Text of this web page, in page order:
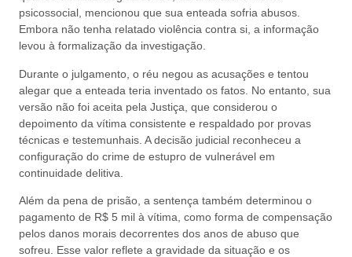
psicossocial, mencionou que sua enteada sofria abusos.
Embora não tenha relatado violência contra si, a informação
levou à formalização da investigação.
Durante o julgamento, o réu negou as acusações e tentou
alegar que a enteada teria inventado os fatos. No entanto, sua
versão não foi aceita pela Justiça, que considerou o
depoimento da vítima consistente e respaldado por provas
técnicas e testemunhais. A decisão judicial reconheceu a
configuração do crime de estupro de vulnerável em
continuidade delitiva.
Além da pena de prisão, a sentença também determinou o
pagamento de R$ 5 mil à vítima, como forma de compensação
pelos danos morais decorrentes dos anos de abuso que
sofreu. Esse valor reflete a gravidade da situação e os